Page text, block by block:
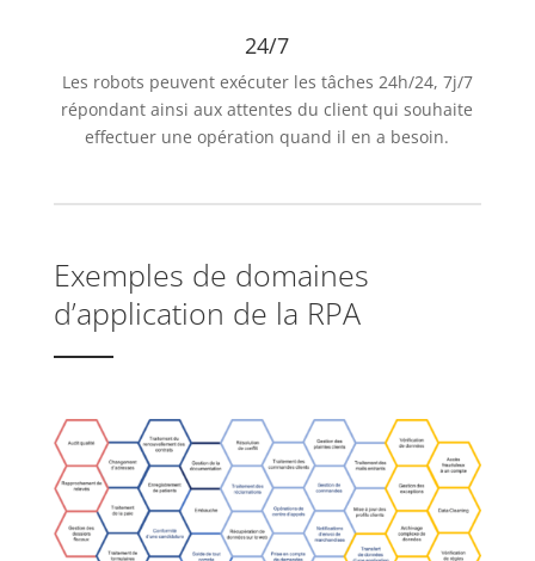
24/7
Les robots peuvent exécuter les tâches 24h/24, 7j/7
répondant ainsi aux attentes du client qui souhaite
effectuer une opération quand il en a besoin.
Exemples de domaines
d’application de la RPA